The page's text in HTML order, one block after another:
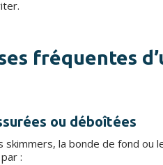
fréquentes
ou déboîtées
skimmers, la bonde de fond ou
: